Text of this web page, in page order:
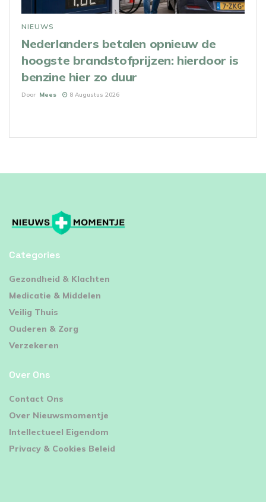
NIEUWS
Nederlanders betalen opnieuw de
hoogste brandstofprijzen: hierdoor is
benzine hier zo duur
Door Mees 8 Augustus 2026
Categories
⁠Gezondheid & Klachten
Medicatie & Middelen
Veilig Thuis
Ouderen & Zorg
Verzekeren
Over Ons
Contact Ons
Over Nieuwsmomentje
Intellectueel Eigendom
Privacy & Cookies Beleid